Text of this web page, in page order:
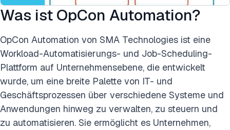
Was ist OpCon Automation?
OpCon Automation von SMA Technologies ist eine
Workload-Automatisierungs- und Job-Scheduling-
Plattform auf Unternehmensebene, die entwickelt
wurde, um eine breite Palette von IT- und
Geschäftsprozessen über verschiedene Systeme und
Anwendungen hinweg zu verwalten, zu steuern und
zu automatisieren. Sie ermöglicht es Unternehmen,